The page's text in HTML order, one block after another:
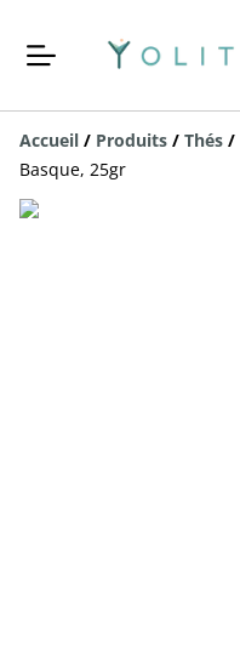
Accueil / Produits / Thés /
Basque, 25gr